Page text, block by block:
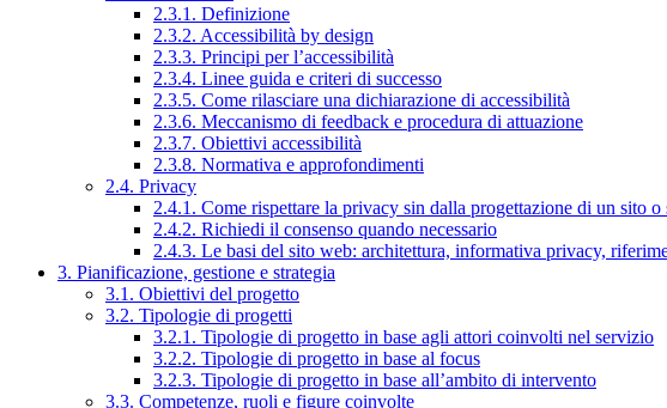
2.3.1. Definizione
2.3.2. Accessibilità by design
2.3.3. Principi per l’accessibilità
2.3.4. Linee guida e criteri di successo
2.3.5. Come rilasciare una dichiarazione di accessibilità
2.3.6. Meccanismo di feedback e procedura di attuazione
2.3.7. Obiettivi accessibilità
2.3.8. Normativa e approfondimenti
2.4. Privacy
2.4.1. Come rispettare la privacy sin dalla progettazione di un sito
2.4.2. Richiedi il consenso quando necessario
2.4.3. Le basi del sito web: architettura, informativa privacy,
3. Pianificazione, gestione e strategia
3.1. Obiettivi del progetto
3.2. Tipologie di progetti
3.2.1. Tipologie di progetto in base agli attori coinvolti nel servizio
3.2.2. Tipologie di progetto in base al focus
3.2.3. Tipologie di progetto in base all’ambito di intervento
3.3. Competenze, ruoli e figure coinvolte